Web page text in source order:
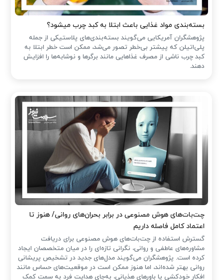
بسته‌بندی مواد غذایی باعث ابتلا به کبد چرب میشود؟
پژوهشگران آمریکایی می‌گویند بسته‌بندی‌های پلاستیکی از جمله
پلی‌اتیلن که پیشتر بی‌خطر تصور می‌شد، ممکن است خطر ابتلا به
کبد چرب ناشی از مصرف غذاهایی مانند برگرها و نوشابه‌ها را افزایش
دهند.
چت‌بات‌های هوش مصنوعی در برابر بحران‌های روانی/ هنوز تا
اعتماد کامل فاصله داریم
گسترش استفاده از چت‌بات‌های هوش مصنوعی برای دریافت
مشاوره‌های عاطفی و روانی، نگرانی تازه‌ای را در میان متخصصان ایجاد
کرده است. پژوهشگران می‌گویند مدل‌های جدید در تشخیص پریشانی
روانی بهتر شده‌اند، اما هنوز ممکن است در موقعیت‌های حساس مانند
افکار خودکشی یا باورهای هذیانی، به‌جای هدایت فرد به سمت کمک